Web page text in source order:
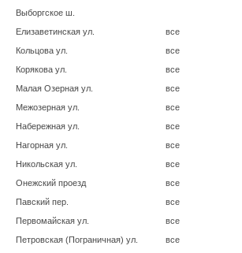
Выборгское ш.
Елизаветинская ул.
все
Кольцова ул.
все
Корякова ул.
все
Малая Озерная ул.
все
Межозерная ул.
все
Набережная ул.
все
Нагорная ул.
все
Никольская ул.
все
Онежский проезд
все
Павский пер.
все
Первомайская ул.
все
Петровская (Пограничная) ул.
все